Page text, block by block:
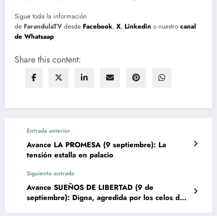
Sigue toda la información
de FarandulaTV desde Facebook, X, Linkedin o nuestro canal
de Whatsaap
Share this content:
Entrada anterior
Avance LA PROMESA (9 septiembre): La
tensión estalla en palacio
Siguiente entrada
Avance SUEÑOS DE LIBERTAD (9 de
septiembre): Digna, agredida por los celos de